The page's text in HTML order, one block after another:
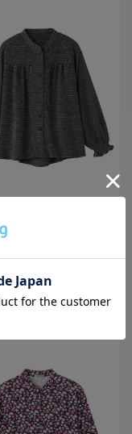
前開き】ウールタッチ隠
入欄付／ゆったり／プレ
フト【CF】
円 （税込）